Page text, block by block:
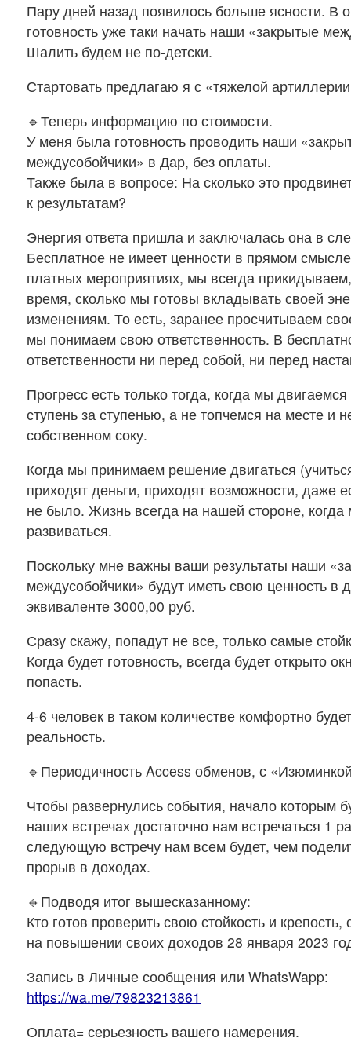
Пару дней назад появилось больше ясности. В
готовность уже таки начать наши «закрытые
Шалить будем не по-детски.
Стартовать предлагаю я с «тяжелой
🔹Теперь информацию по стоимости.
У меня была готовность проводить наши
междусобойчики» в Дар, без оплаты.
Также была в вопросе: На сколько это
к результатам?
Энергия ответа пришла и заключалась она в
Бесплатное не имеет ценности в прямом
платных мероприятиях, мы всегда
время, сколько мы готовы вкладывать своей
изменениям. То есть, заранее просчитываем
мы понимаем свою ответственность. В
ответственности ни перед собой, ни перед
Прогресс есть только тогда, когда мы
ступень за ступенью, а не топчемся на месте и
собственном соку.
Когда мы принимаем решение двигаться
приходят деньги, приходят возможности, даже
не было. Жизнь всегда на нашей стороне,
развиваться.
Поскольку мне важны ваши результаты наши
междусобойчики» будут иметь свою ценность в
эквиваленте 3000,00 руб.
Сразу скажу, попадут не все, только самые
Когда будет готовность, всегда будет открыто
попасть.
4-6 человек в таком количестве комфортно
реальность.
🔹Периодичность Access обменов, с
Чтобы развернулись события, начало которым
наших встречах достаточно нам встречаться 1
следующую встречу нам всем будет, чем
прорыв в доходах.
🔹Подводя итог вышесказанному:
Кто готов проверить свою стойкость и
на повышении своих доходов 28 января 2023
Запись в Личные сообщения или WhatsWapp:
https://wa.me/79823213861
Оплата= серьезность вашего намерения.